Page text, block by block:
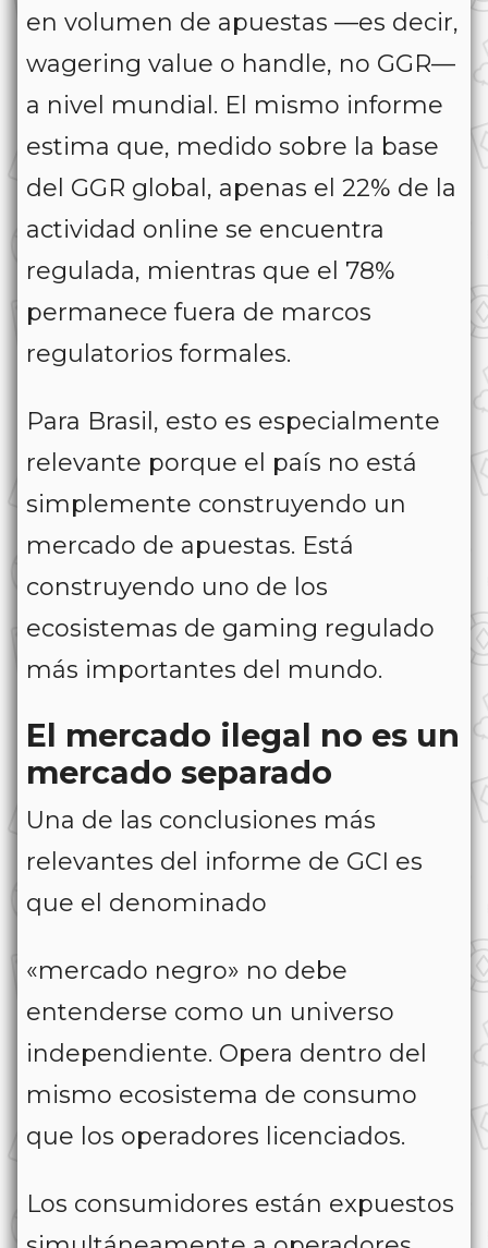
en volumen de apuestas —es decir,
wagering value o handle, no GGR—
a nivel mundial. El mismo informe
estima que, medido sobre la base
del GGR global, apenas el 22% de la
actividad online se encuentra
regulada, mientras que el 78%
permanece fuera de marcos
regulatorios formales.
Para Brasil, esto es especialmente
relevante porque el país no está
simplemente construyendo un
mercado de apuestas. Está
construyendo uno de los
ecosistemas de gaming regulado
más importantes del mundo.
El mercado ilegal no es un
mercado separado
Una de las conclusiones más
relevantes del informe de GCI es
que el denominado
«mercado negro» no debe
entenderse como un universo
independiente. Opera dentro del
mismo ecosistema de consumo
que los operadores licenciados.
Los consumidores están expuestos